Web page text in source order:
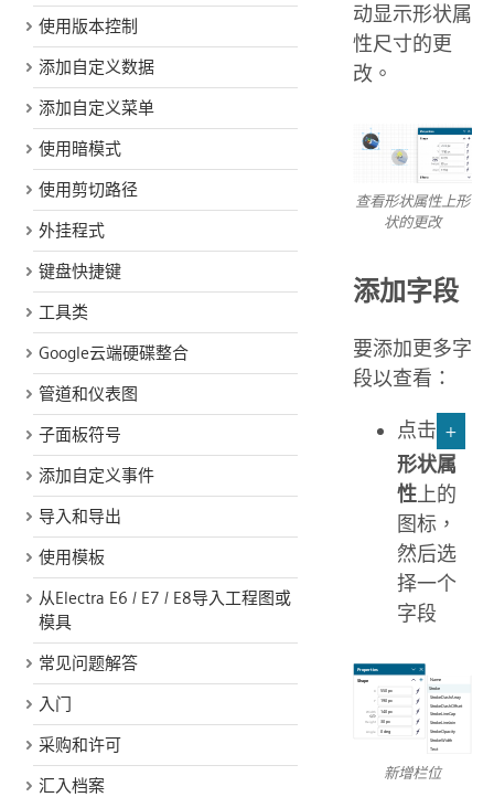
使用版本控制
添加自定义数据
添加自定义菜单
使用暗模式
使用剪切路径
外挂程式
键盘快捷键
工具类
Google云端硬碟整合
管道和仪表图
子面板符号
添加自定义事件
导入和导出
使用模板
从Electra E6 / E7 / E8导入工程图或
模具
常见问题解答
入门
采购和许可
汇入档案
动显示形状属
性尺寸的更
改。
查看形状属性上形
状的更改
添加字段
要添加更多字
段以查看：
点击 +
形状属
性 上的
图标，
然后选
择一个
字段
新增栏位